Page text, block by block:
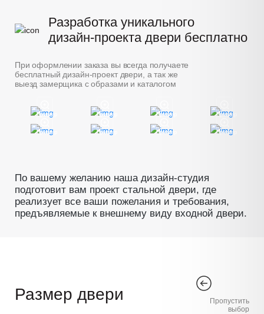
Разработка уникального
дизайн-проекта двери бесплатно
При оформлении заказа вы всегда получаете
бесплатный дизайн-проект двери, а так же
выезд замерщика с образами и каталогом
Пример Пример Пример Пример
Пример Пример Пример Пример
По вашему желанию наша дизайн-студия
подготовит вам проект стальной двери, где
реализует все ваши пожелания и требования,
предъявляемые к внешнему виду входной двери.
Размер двери
Пропустить
выбор